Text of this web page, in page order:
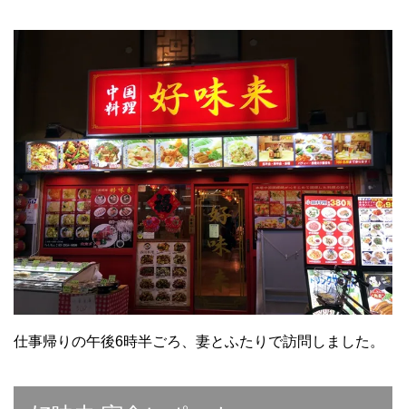
仕事帰りの午後6時半ごろ、妻とふたりで訪問しました。